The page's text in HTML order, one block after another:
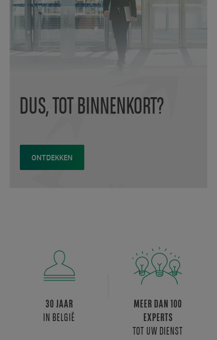
DUS, TOT BINNENKORT?
ONTDEKKEN
30 JAAR
IN BELGIË
MEER DAN 100
EXPERTS
TOT UW DIENST